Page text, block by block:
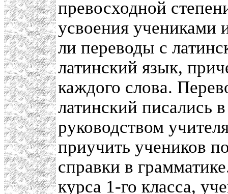
превосходной
усвоения учениками
ли переводы с
латинский язык,
каждого слова.
латинский писались
руководством
приучить учеников
справки в
курса 1-го класса,